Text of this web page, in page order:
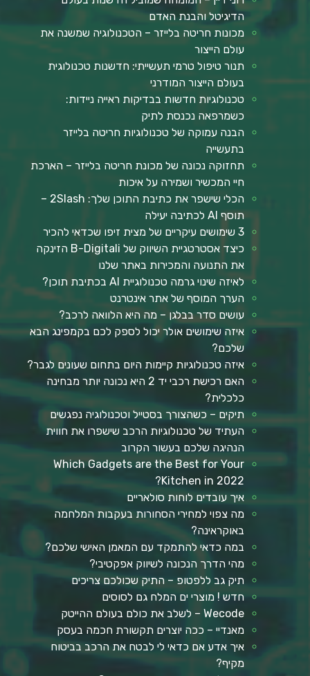
הדיגיטל והבנת האדם
מכונות חריטה בלייזר – הטכנולוגיה שמשנה את
עולם הייצור
תנור טיפול טרמי תעשייתי: חדשנות טכנולוגית
בעולם הייצור המודרני
טכנולוגיות חדשות בבדיקות ראייה ניידות:
כשמרפאה נכנסת לתיק
הבנה עמוקה של טכנולוגיות חריטה בלייזר
בתעשייה
תחזוקה נכונה של מכונת חריטה בלייזר – הארכת
חיי המכשיר ושמירה על איכות
הכלי שישפר את כתיבת התוכן שלך: 2Slash –
תוסף AI לכתיבה יעילה
3 שימושים עיקריים של מצית זיפו שכדאי להכיר
כיצד אסטרטגיית השיווק של B-Digitali הזינקה
את התנועה והמכירות באתר שלנו
לאיזה שינוי גרמה טכנולוגיית AI בכתיבת תוכן?
הערך המוסף של אתר אינטרנט
עושים סדר בבלגן – מה היא הלוואה לרכב?
איזה שימושים אולר יכול לספק לכם בקמפינג הבא
שלכם?
איזה טכנולוגיות קיימות היום בתחום שעונים לגבר?
האם רכישת רכבי יד 2 היא נכונה יותר מבחינה
כלכלית?
תיקים – כשהצורך בסטייל וטכנולוגיה נפגשים
העתיד של טכנולוגיות הרכב שישפרו את חווית
הנהיגה שלכם בעשור הקרוב
Which Gadgets are the Best for Your
Kitchen in 2022?
איך עובדים לוחות סולאריים
מה צפוי למחירי הסחורות בעקבות המלחמה
באוקראינה?
במה כדאי להתמקד עם המאמן האישי שלכם?
מהי הדרך הנכונה לשיווק אפקטיבי?
תיק גב ללפטופ – התיק שכולכם צריכים
חדש ! מוצרי ים המלח גם לסוסים
Wecode – לשלב את כולם בעולם ההייטק
מאנדיי – ככה יוצרים תקשורת חכמה בעסק
איך אדע אם כדאי לי לבטח את הרכב בביטוח
מקיף?